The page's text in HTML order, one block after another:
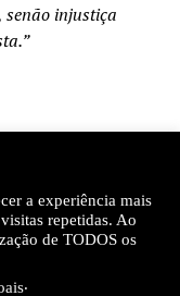
senão injustiça
a experiência mais
repetidas. Ao
de TODOS os
.